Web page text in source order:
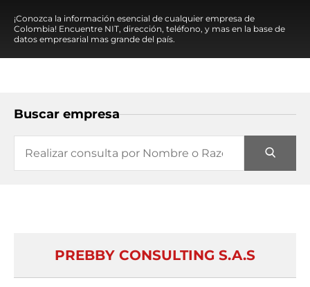
¡Conozca la información esencial de cualquier empresa de
Colombia! Encuentre NIT, dirección, teléfono, y mas en la base de
datos empresarial mas grande del país.
Buscar empresa
PREBBY CONSULTING S.A.S